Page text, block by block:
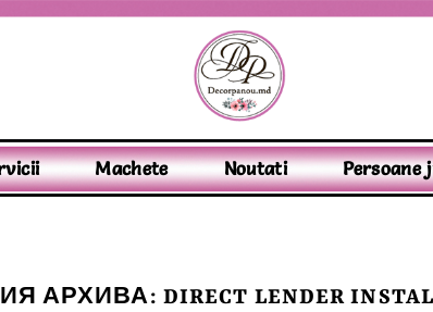
Machete Noutati Persoane
АРХИВА: DIRECT LENDER